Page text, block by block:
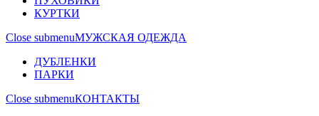
КУРТКИ
Close submenuМУЖСКАЯ ОДЕЖДА
ДУБЛЕНКИ
ПАРКИ
Close submenuКОНТАКТЫ